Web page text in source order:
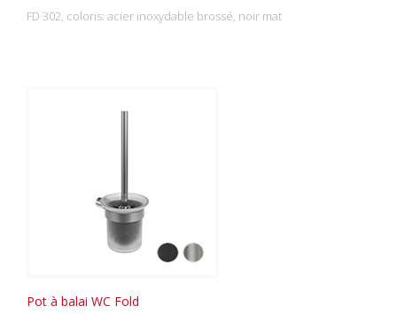
FD 302, coloris: acier inoxydable brossé, noir mat
Pot à balai WC Fold